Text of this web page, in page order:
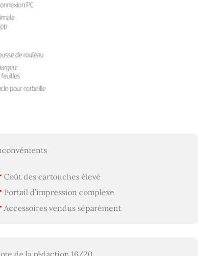
Coût des cartouches élevé
Portail d’impression complexe
Accessoires vendus séparément